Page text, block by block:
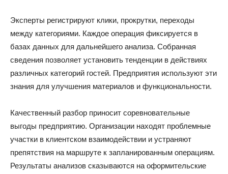
Эксперты регистрируют клики, прокрутки, переходы
между категориями. Каждое операция фиксируется в
базах данных для дальнейшего анализа. Собранная
сведения позволяет установить тенденции в действиях
различных категорий гостей. Предприятия используют эти
знания для улучшения материалов и функциональности.
Качественный разбор приносит соревновательные
выгоды предприятию. Организации находят проблемные
участки в клиентском взаимодействии и устраняют
препятствия на маршруте к запланированным операциям.
Результаты анализов сказываются на оформительские